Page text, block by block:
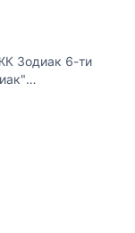
Зодиак 6-ти
гостиная с
Квартира с